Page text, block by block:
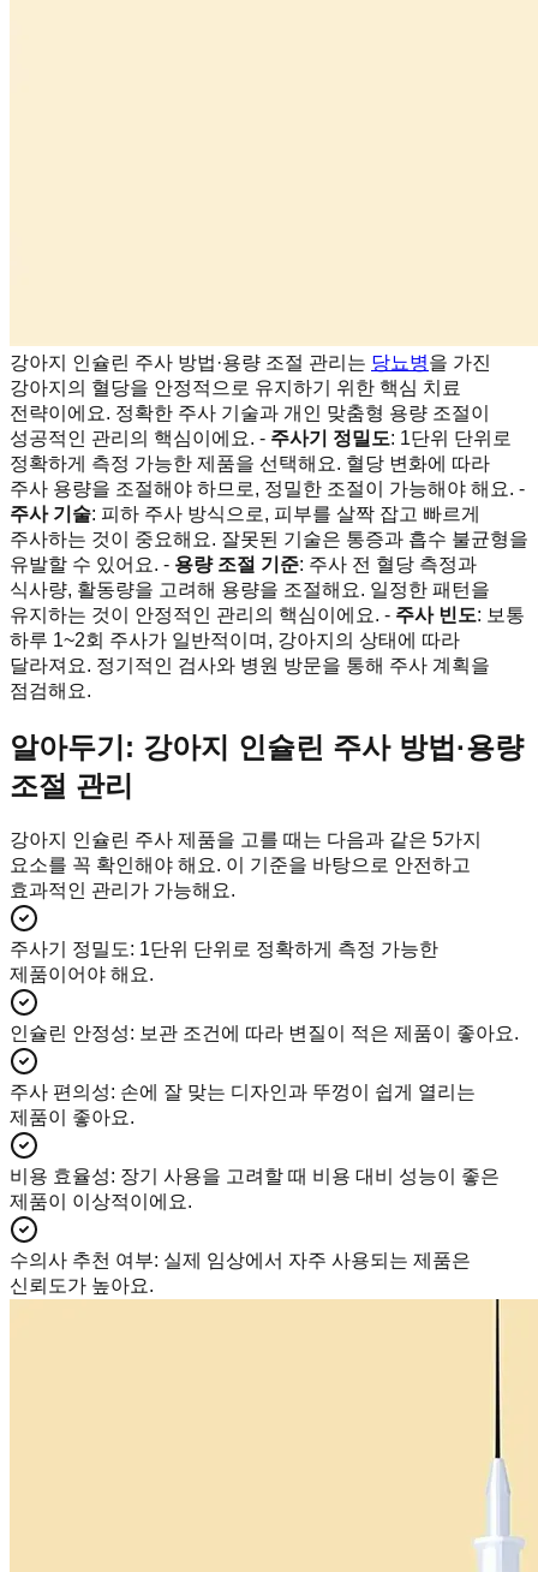
강아지 인슐린 주사 방법·용량 조절 관리는 당뇨병을 가진
강아지의 혈당을 안정적으로 유지하기 위한 핵심 치료
전략이에요. 정확한 주사 기술과 개인 맞춤형 용량 조절이
성공적인 관리의 핵심이에요. - 주사기 정밀도: 1단위 단위로
정확하게 측정 가능한 제품을 선택해요. 혈당 변화에 따라
주사 용량을 조절해야 하므로, 정밀한 조절이 가능해야 해요. -
주사 기술: 피하 주사 방식으로, 피부를 살짝 잡고 빠르게
주사하는 것이 중요해요. 잘못된 기술은 통증과 흡수 불균형을
유발할 수 있어요. - 용량 조절 기준: 주사 전 혈당 측정과
식사량, 활동량을 고려해 용량을 조절해요. 일정한 패턴을
유지하는 것이 안정적인 관리의 핵심이에요. - 주사 빈도: 보통
하루 1~2회 주사가 일반적이며, 강아지의 상태에 따라
달라져요. 정기적인 검사와 병원 방문을 통해 주사 계획을
점검해요.
알아두기: 강아지 인슐린 주사 방법·용량
조절 관리
강아지 인슐린 주사 제품을 고를 때는 다음과 같은 5가지
요소를 꼭 확인해야 해요. 이 기준을 바탕으로 안전하고
효과적인 관리가 가능해요.
주사기 정밀도: 1단위 단위로 정확하게 측정 가능한
제품이어야 해요.
인슐린 안정성: 보관 조건에 따라 변질이 적은 제품이 좋아요.
주사 편의성: 손에 잘 맞는 디자인과 뚜껑이 쉽게 열리는
제품이 좋아요.
비용 효율성: 장기 사용을 고려할 때 비용 대비 성능이 좋은
제품이 이상적이에요.
수의사 추천 여부: 실제 임상에서 자주 사용되는 제품은
신뢰도가 높아요.